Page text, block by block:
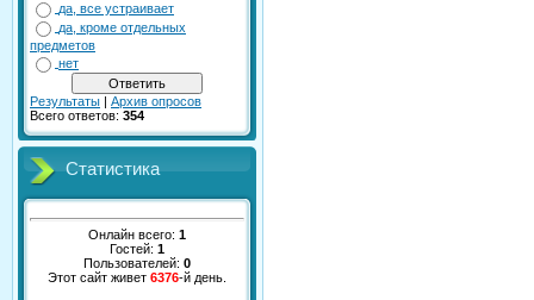
да, все устраивает
да, кроме отдельных
предметов
нет
Результаты | Архив опросов
Всего ответов: 354
Статистика
Онлайн всего: 1
Гостей: 1
Пользователей: 0
Этот сайт живет 6376-й день.